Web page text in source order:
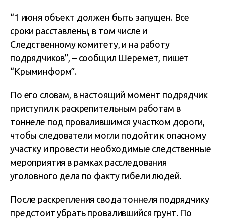
“1 июня объект должен быть запущен. Все
сроки расставлены, в том числе и
Следственному комитету, и на работу
подрядчиков”, – сообщил Шеремет, пишет
“Крыминформ”.
По его словам, в настоящий момент подрядчик
приступил к раскрепительным работам в
тоннеле под провалившимся участком дороги,
чтобы следователи могли подойти к опасному
участку и провести необходимые следственные
мероприятия в рамках расследования
уголовного дела по факту гибели людей.
После раскрепления свода тоннеля подрядчику
предстоит убрать провалившийся грунт. По